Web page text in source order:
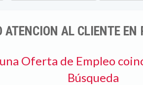
ATENCION AL CLIENTE EN
Oferta de Empleo
Búsqueda